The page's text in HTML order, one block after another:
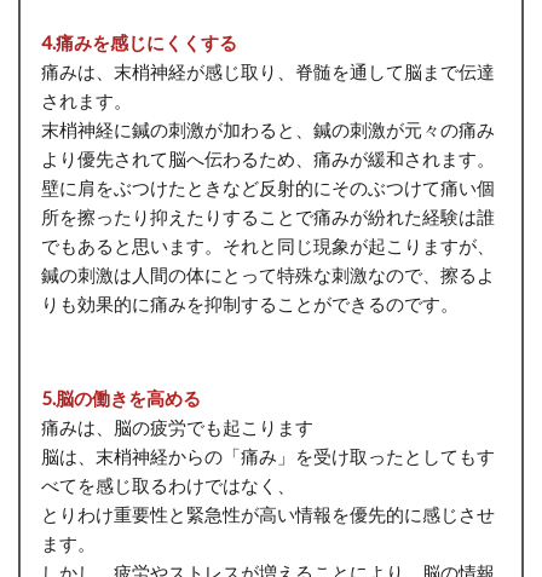
4.痛みを感じにくくする
痛みは、末梢神経が感じ取り、脊髄を通して脳まで伝達
されます。
末梢神経に鍼の刺激が加わると、鍼の刺激が元々の痛み
より優先されて脳へ伝わるため、痛みが緩和されます。
壁に肩をぶつけたときなど反射的にそのぶつけて痛い個
所を擦ったり抑えたりすることで痛みが紛れた経験は誰
でもあると思います。それと同じ現象が起こりますが、
鍼の刺激は人間の体にとって特殊な刺激なので、擦るよ
りも効果的に痛みを抑制することができるのです。
5.脳の働きを高める
痛みは、脳の疲労でも起こります
脳は、末梢神経からの「痛み」を受け取ったとしてもす
べてを感じ取るわけではなく、
とりわけ重要性と緊急性が高い情報を優先的に感じさせ
ます。
しかし、疲労やストレスが増えることにより、脳の情報